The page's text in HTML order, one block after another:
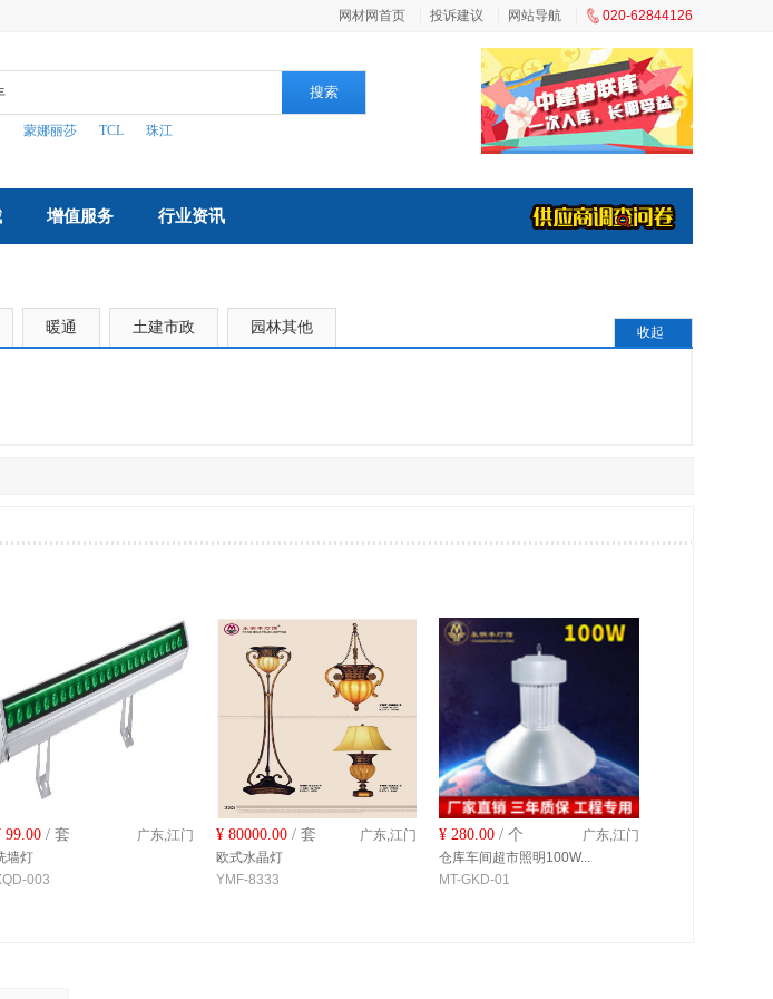
网材网首页 投诉建议 网站导航 020-62844126
搜索
蒙娜丽莎 TCL 珠江
增值服务 行业资讯
暖通 土建市政 园林其他 收起
广东,江门
99.00 / 套
墙灯
003
广东,江门
¥ 80000.00 / 套
欧式水晶灯
YMF-8333
广东,江门
¥ 280.00 / 个
仓库车间超市照明100W...
MT-GKD-01